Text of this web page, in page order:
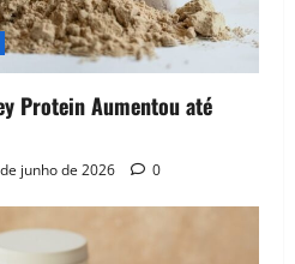
Protein Aumentou até
junho de 2026 0